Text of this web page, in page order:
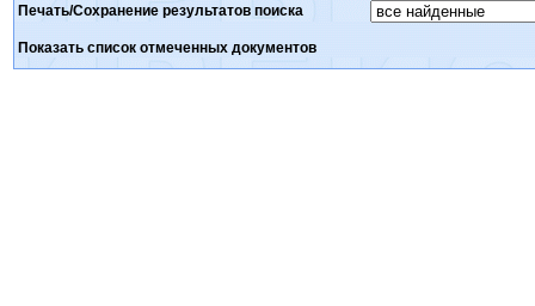
Печать/Сохранение результатов поиска
Показать список отмеченных документов